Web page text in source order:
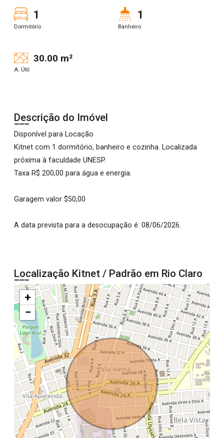
1
Dormitório
1
Banheiro
30.00 m²
A. Útil
Descrição do Imóvel
Disponível para Locação
Kitnet com 1 dormitório, banheiro e cozinha. Localizada
próxima à faculdade UNESP.
Taxa R$ 200,00 para água e energia.
Garagem valor $50,00
A data prevista para a desocupação é: 08/06/2026.
Localização Kitnet / Padrão em Rio Claro
+
−